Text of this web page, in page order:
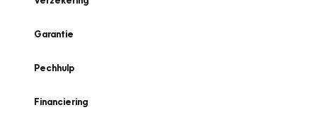
Garantie
Pechhulp
Financiering